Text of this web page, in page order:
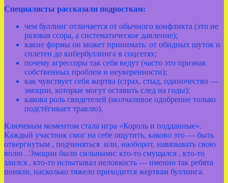
Специалисты рассказали подросткам:
чем буллинг отличается от обычного конфликта (это не
разовая ссора, а систематическое давление);
какие формы он может принимать: от обидных шуток и
сплетен до кибербуллинга в соцсетях;
почему агрессоры так себя ведут (часто это признак
собственных проблем и неуверенности);
как чувствует себя жертва (страх, стыд, одиночество —
эмоции, которые могут оставить след на годы);
какова роль свидетелей (молчаливое одобрение только
подстёгивает травлю).
Ключевым моментом стала игра «Король и подданные».
Каждый участник смог на себе ощутить, каково это — быть
отвергнутым , подчиняться или, наоборот, навязывать свою
волю . Эмоции были сильными: кто‑то смущался , кто‑то
злился , кто‑то испытывал неловкость — именно так ребята
поняли, насколько тяжело приходится жертвам буллинга.